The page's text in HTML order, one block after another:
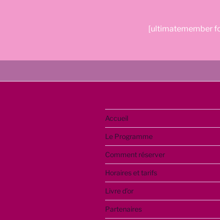
[ultimatemember
Accueil
Le Programme
Comment réserver
Horaires et tarifs
Livre d’or
Partenaires